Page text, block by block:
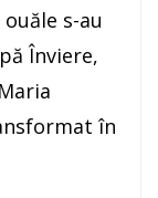
s-au
Înviere,
în